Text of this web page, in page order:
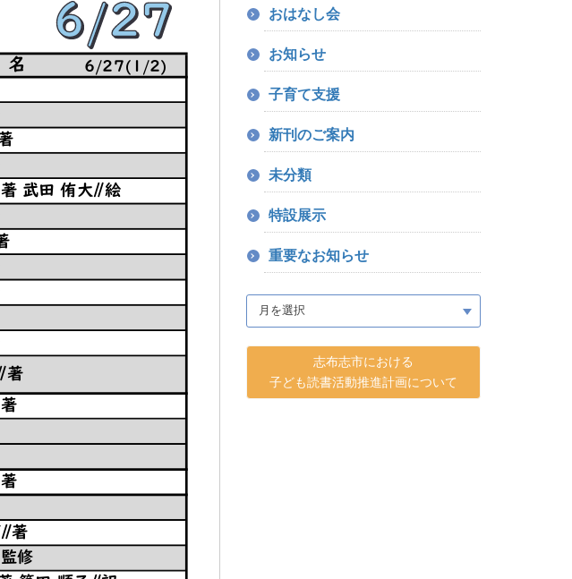
おはなし会
お知らせ
子育て支援
新刊のご案内
未分類
特設展示
重要なお知らせ
志布志市における
子ども読書活動推進計画について